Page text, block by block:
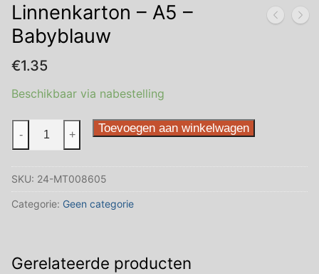
Linnenkarton – A5 –
Babyblauw
€1.35
Beschikbaar via nabestelling
Linnenkarton
-
Babyblauw
- + Toevoegen aan winkelwagen
SKU: 24-MT008605
Categorie: Geen categorie
Gerelateerde producten